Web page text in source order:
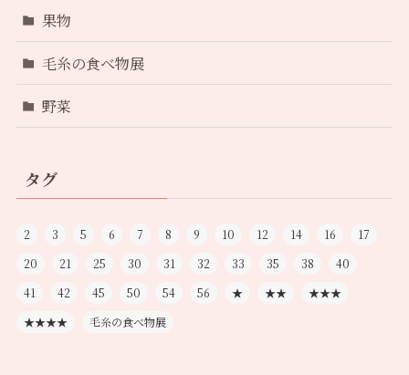
果物
毛糸の食べ物展
野菜
タグ
2 3 5 6 7 8 9 10 12 14 16
17
20
21 25 30 31 32 33 35 38
40
41
42 45 50 54 56 ★ ★★
★★★
★★★★
毛糸の食べ物展